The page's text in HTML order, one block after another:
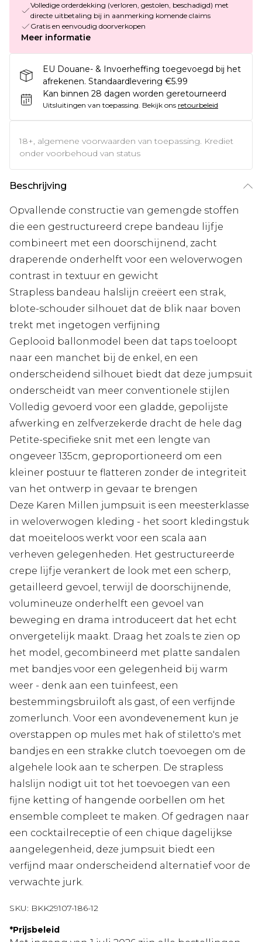
Volledige orderdekking (verloren, gestolen, beschadigd) met
directe uitbetaling bij in aanmerking komende claims
Gratis en eenvoudig doorverkopen
Meer informatie
EU Douane- & Invoerheffing toegevoegd bij het
afrekenen. Standaardlevering €5.99
Kan binnen 28 dagen worden geretourneerd
Uitsluitingen van toepassing. Bekijk ons retourbeleid
18+, algemene voorwaarden van toepassing. Krediet
onder voorbehoud van status
Beschrijving
Opvallende constructie van gemengde stoffen
die een gestructureerd crepe bandeau lijfje
combineert met een doorschijnend, zacht
draperende onderhelft voor een weloverwogen
contrast in textuur en gewicht
Strapless bandeau halslijn creëert een strak,
blote-schouder silhouet dat de blik naar boven
trekt met ingetogen verfijning
Geplooid ballonmodel been dat taps toeloopt
naar een manchet bij de enkel, en een
onderscheidend silhouet biedt dat deze jumpsuit
onderscheidt van meer conventionele stijlen
Volledig gevoerd voor een gladde, gepolijste
afwerking en zelfverzekerde dracht de hele dag
Petite-specifieke snit met een lengte van
ongeveer 135cm, geproportioneerd om een
kleiner postuur te flatteren zonder de integriteit
van het ontwerp in gevaar te brengen
Deze Karen Millen jumpsuit is een meesterklasse
in weloverwogen kleding - het soort kledingstuk
dat moeiteloos werkt voor een scala aan
verheven gelegenheden. Het gestructureerde
crepe lijfje verankert de look met een scherp,
getailleerd gevoel, terwijl de doorschijnende,
volumineuze onderhelft een gevoel van
beweging en drama introduceert dat het echt
onvergetelijk maakt. Draag het zoals te zien op
het model, gecombineerd met platte sandalen
met bandjes voor een gelegenheid bij warm
weer - denk aan een tuinfeest, een
bestemmingsbruiloft als gast, of een verfijnde
zomerlunch. Voor een avondevenement kun je
overstappen op mules met hak of stiletto's met
bandjes en een strakke clutch toevoegen om de
algehele look aan te scherpen. De strapless
halslijn nodigt uit tot het toevoegen van een
fijne ketting of hangende oorbellen om het
ensemble compleet te maken. Of gedragen naar
een cocktailreceptie of een chique dagelijkse
aangelegenheid, deze jumpsuit biedt een
verfijnd maar onderscheidend alternatief voor de
verwachte jurk.
SKU: BKK29107-186-12
*Prijsbeleid